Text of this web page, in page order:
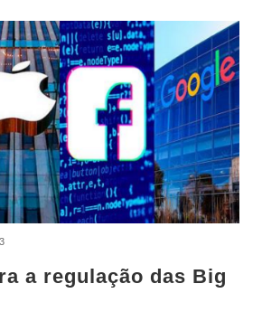
a regulação das Big